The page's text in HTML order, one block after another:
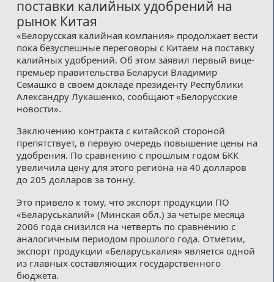
Пользовательское соглашение
Медиакит
Контакты
поставки калийных удобрений на
рынок Китая
«Белорусская калийная компания» продолжает вести
пока безуспешные переговоры с Китаем на поставку
калийных удобрений. Об этом заявил первый вице-
премьер правительства Беларуси Владимир
Семашко в своем докладе президенту Республики
Александру Лукашенко, сообщают «Белорусские
новости».
Заключению контракта с китайской стороной
препятствует, в первую очередь повышение цены на
удобрения. По сравнению с прошлым годом БКК
увеличила цену для этого региона на 40 долларов
до 205 долларов за тонну.
Это привело к тому, что экспорт продукции ПО
«Беларуськалий» (Минская обл.) за четыре месяца
2006 года снизился на четверть по сравнению с
аналогичным периодом прошлого года. Отметим,
экспорт продукции «Беларуськалия» является одной
из главных составляющих государственного
бюджета.